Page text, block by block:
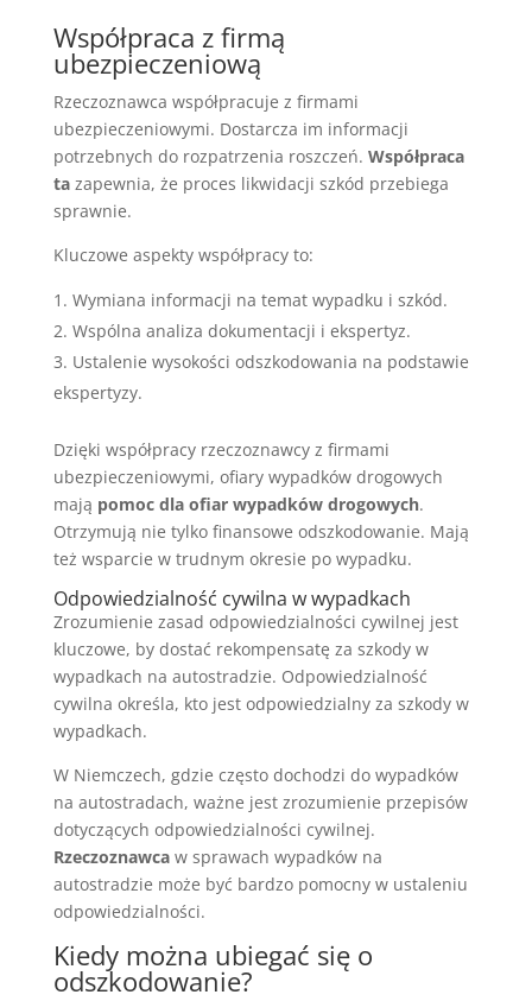
Współpraca z firmą
ubezpieczeniową
Rzeczoznawca współpracuje z firmami
ubezpieczeniowymi. Dostarcza im informacji
potrzebnych do rozpatrzenia roszczeń. Współpraca
tazapewnia, że proces likwidacji szkód przebiega
sprawnie.
Kluczowe aspekty współpracy to:
Wymiana informacji na temat wypadku i szkód.
Wspólna analiza dokumentacji i ekspertyz.
Ustalenie wysokości odszkodowania na podstawie
ekspertyzy.
Dzięki współpracy rzeczoznawcy z firmami
ubezpieczeniowymi, ofiary wypadków drogowych
mają pomoc dla ofiar wypadków drogowych.
Otrzymują nie tylko finansowe odszkodowanie. Mają
też wsparcie w trudnym okresie po wypadku.
Odpowiedzialność cywilna w wypadkach
Zrozumienie zasad odpowiedzialności cywilnej jest
kluczowe, by dostać rekompensatę za szkody w
wypadkach na autostradzie. Odpowiedzialność
cywilna określa, kto jest odpowiedzialny za szkody w
wypadkach.
W Niemczech, gdzie często dochodzi do wypadków
na autostradach, ważne jest zrozumienie przepisów
dotyczących odpowiedzialności cywilnej.
Rzeczoznawcaw sprawach wypadków na
autostradzie może być bardzo pomocny w ustaleniu
odpowiedzialności.
Kiedy można ubiegać się o
odszkodowanie?